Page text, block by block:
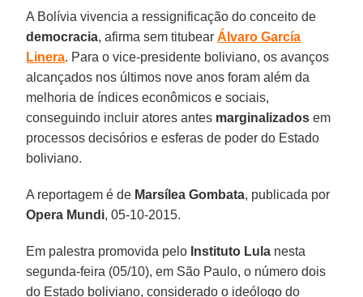
A Bolívia vivencia a ressignificação do conceito de
democracia, afirma sem titubearÁlvaro García
Linera. Para o vice-presidente boliviano, os avanços
alcançados nos últimos nove anos foram além da
melhoria de índices econômicos e sociais,
conseguindo incluir atores antes marginalizados em
processos decisórios e esferas de poder do Estado
boliviano.
A reportagem é de Marsílea Gombata, publicada por
Opera Mundi, 05-10-2015.
Em palestra promovida pelo Instituto Lula nesta
segunda-feira (05/10), em São Paulo, o número dois
do Estado boliviano, considerado o ideólogo do